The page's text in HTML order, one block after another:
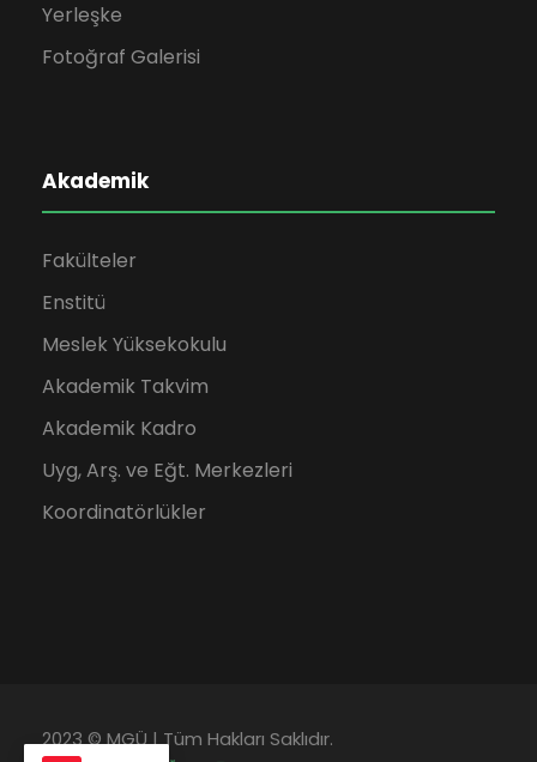
Yerleşke
Fotoğraf Galerisi
Akademik
Fakülteler
Enstitü
Meslek Yüksekokulu
Akademik Takvim
Akademik Kadro
Uyg, Arş. ve Eğt. Merkezleri
Koordinatörlükler
2023 © MGÜ | Tüm Hakları Saklıdır.